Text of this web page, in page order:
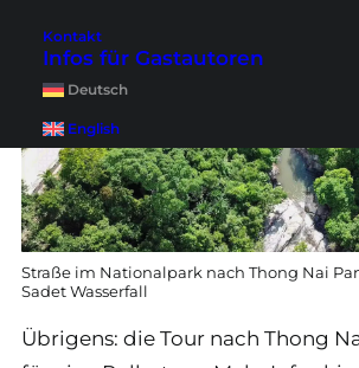
Kontakt
Infos für Gastautoren
Deutsch
English
Straße im Nationalpark nach Thong Nai
Sadet Wasserfall
Übrigens: die Tour nach Thong